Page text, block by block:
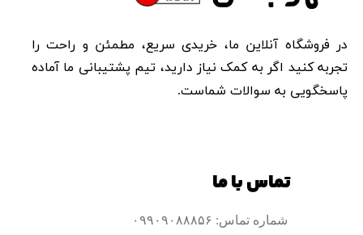
تماس با ما
شماره تماس: ۰۹۹۰۹۰۸۸۸۵۶
در فروشگاه آنلاین ما، خریدی سریع، مطمئن و راحت را
تجربه کنید اگر به کمک نیاز دارید، تیم پشتیبانی ما آماده
پاسخگویی به سوالات شماست.​​​​​​​